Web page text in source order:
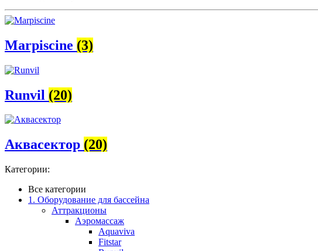
Marpiscine (3)
Runvil (20)
Аквасектор (20)
Категории:
Все категории
1. Оборудование для бассейна
Аттракционы
Аэромассаж
Aquaviva
Fitstar